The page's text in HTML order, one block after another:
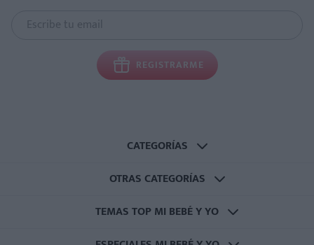
REGISTRARME
CATEGORÍAS
OTRAS CATEGORÍAS
TEMAS TOP MI BEBÉ Y YO